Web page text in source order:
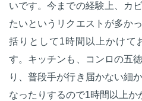
いです。今までの経験上、カ
たいというリクエストが多か
括りとして1時間以上かけて
す。キッチンも、コンロの五
り、普段手が行き届かない細
なったりするので1時間以上か